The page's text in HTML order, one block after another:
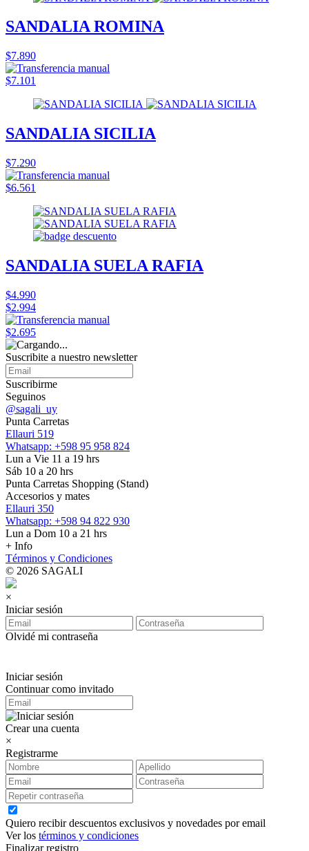
SANDALIA ROMINA
$7.890
$7.101
SANDALIA SICILIA
$7.290
$6.561
SANDALIA SUELA RAFIA
$4.990
$2.994
$2.695
Suscribite a nuestro newsletter
Suscribirme
Seguinos
@sagali_uy
Punta Carretas
Ellauri 519
Whatsapp: +598 95 958 824
Lun a Vie 11 a 19 hrs
Sáb 10 a 20 hrs
Punta Carretas Shopping (Stand)
Accesorios y mates
Ellauri 350
Whatsapp: +598 94 822 930
Lun a Dom 10 a 21 hrs
+ Info
Términos y Condiciones
© 2026 SAGALI
×
Iniciar sesión
Olvidé mi contraseña
Iniciar sesión
Continuar como invitado
Crear una cuenta
×
Registrarme
Quiero recibir descuentos exclusivos y novedades por email
Ver los términos y condiciones
Finalizar registro